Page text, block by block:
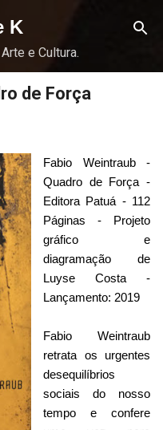
principal
K
e Cultura.
de Força
Fabio Weintraub -
Quadro de Força -
Editora Patuá - 112
Páginas - Projeto
gráfico e
diagramação de
Luyse Costa -
Lançamento: 2019
Fabio Weintraub
retrata os urgentes
desequilíbrios
sociais do nosso
tempo e confere